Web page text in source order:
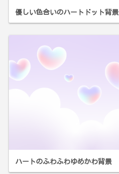
優しい色合いのハートドット背景
ハートのふわふわゆめかわ背景